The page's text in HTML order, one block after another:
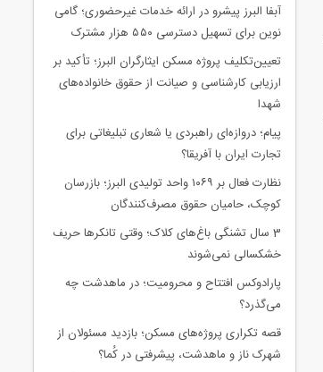
آبفا البرز پیشرو در ارائه خدمات غیرحضوری؛ گامی
نوین برای تسهیل دسترسی ۵۵۰ هزار مشترک
تعیین‌تکلیف پروژه مسکن ایثارگران البرز؛ تأکید بر
ارزیابی کارشناسی و صیانت از حقوق خانواده‌های
شهدا
پیام؛ دروازه‌ای راهبردی یا شعاری تبلیغاتی برای
تجارت ایران با آفریقا؟
نظارت فعال بر ۱۰۶۹ واحد تولیدی البرز؛ بازرسان
کوچک، حامیان حقوق مصرف‌کنندگان
3 سال تشنگی باغ‌های کلاک؛ وقتی تانکرها حریف
خشکسالی نمی‌شوند
پارادوکس افتتاح و محرومیت؛ در ماهدشت چه
می‌گذرد؟
قصه تکراری پروژه‌های مسکن؛ بازدید مسئولان از
شهرک ناز و ماهدشت، پیشرفتی در کُما؟